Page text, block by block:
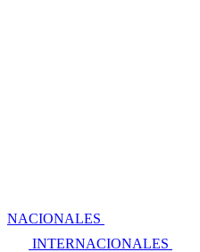
NACIONALES
INTERNACIONALES